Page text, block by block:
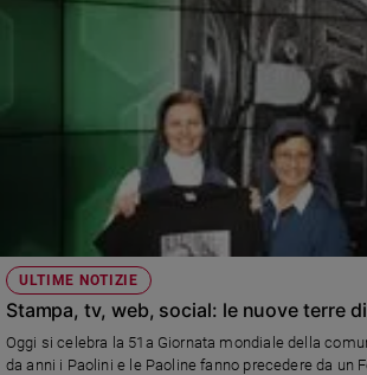
ULTIME NOTIZIE
Stampa, tv, web, social: le nuove terre
Oggi si celebra la 51a Giornata mondiale della
da anni i Paolini e le Paoline fanno precedere da un